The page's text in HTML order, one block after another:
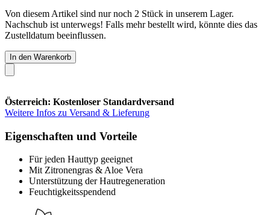
Von diesem Artikel sind nur noch 2 Stück in unserem Lager.
Nachschub ist unterwegs! Falls mehr bestellt wird, könnte dies das
Zustelldatum beeinflussen.
In den Warenkorb
Österreich: Kostenloser Standardversand
Weitere Infos zu Versand & Lieferung
Eigenschaften und Vorteile
Für jeden Hauttyp geeignet
Mit Zitronengras & Aloe Vera
Unterstützung der Hautregeneration
Feuchtigkeitsspendend